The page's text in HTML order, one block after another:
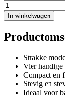
In winkelwagen
Strakke
Vier handige
Compact en
Stevig en
Ideaal voor